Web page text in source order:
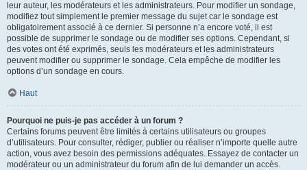
leur auteur, les modérateurs et les administrateurs. Pour modifier un sondage,
modifiez tout simplement le premier message du sujet car le sondage est
obligatoirement associé à ce dernier. Si personne n’a encore voté, il est
possible de supprimer le sondage ou de modifier ses options. Cependant, si
des votes ont été exprimés, seuls les modérateurs et les administrateurs
peuvent modifier ou supprimer le sondage. Cela empêche de modifier les
options d’un sondage en cours.
Haut
Pourquoi ne puis-je pas accéder à un forum ?
Certains forums peuvent être limités à certains utilisateurs ou groupes
d’utilisateurs. Pour consulter, rédiger, publier ou réaliser n’importe quelle autre
action, vous avez besoin des permissions adéquates. Essayez de contacter un
modérateur ou un administrateur du forum afin de lui demander un accès.